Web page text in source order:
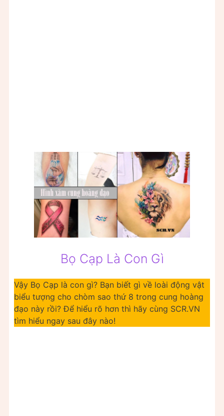
Bọ Cạp Là Con Gì
Vậy Bọ Cạp là con gì? Bạn biết gì về loài động vật
biểu tượng cho chòm sao thứ 8 trong cung hoàng
đạo này rồi? Để hiểu rõ hơn thì hãy cùng SCR.VN
tìm hiểu ngay sau đây nào!